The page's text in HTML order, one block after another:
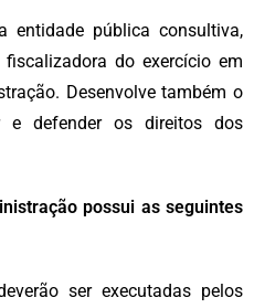
entidade pública consultiva,
do exercício em
Desenvolve também o
e defender os direitos dos
possui as seguintes
ser executadas pelos